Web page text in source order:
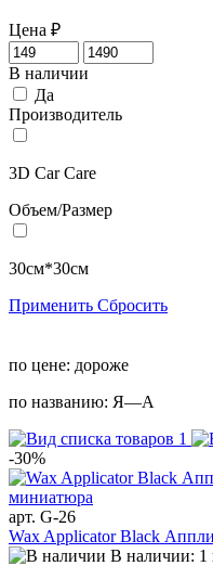
Цена ₽
В наличии
Да
Производитель
3D Car Care
Объем/Размер
30см*30см
Применить Сбросить
по цене: дороже
по названию: Я—А
-30%
арт. G-26
Wax Applicator Black
В наличии: 1